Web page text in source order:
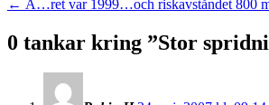
← Ã…ret var 1999…och riskavståndet 800
0 tankar kring ”Stor